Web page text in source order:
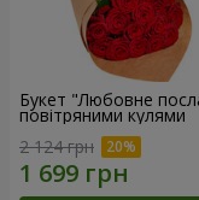
Букет "Любовне
повітряними кулями
2 124 грн